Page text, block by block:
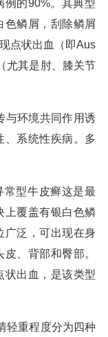
例的90%。其典型
色鳞屑，刮除鳞屑
点状出血（即Aus
尤其是肘、膝关节
与环境共同作用诱
、系统性疾病。多
型牛皮癣这是最
上覆盖有银白色鳞
广泛，可出现在身
、背部和臀部。
状出血，是该类型
轻重程度分为四种